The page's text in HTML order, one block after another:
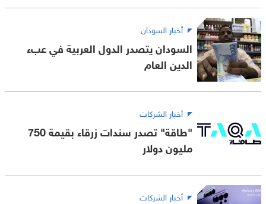
أخبار السودان
السودان يتصدر الدول العربية في عبء
الدين العام
أخبار الشركات
"طاقة" تصدر سندات زرقاء بقيمة 750
مليون دولار
أخبار الشركات